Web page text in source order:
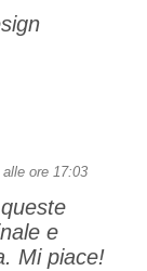
ore 17:03
e
Mi piace!